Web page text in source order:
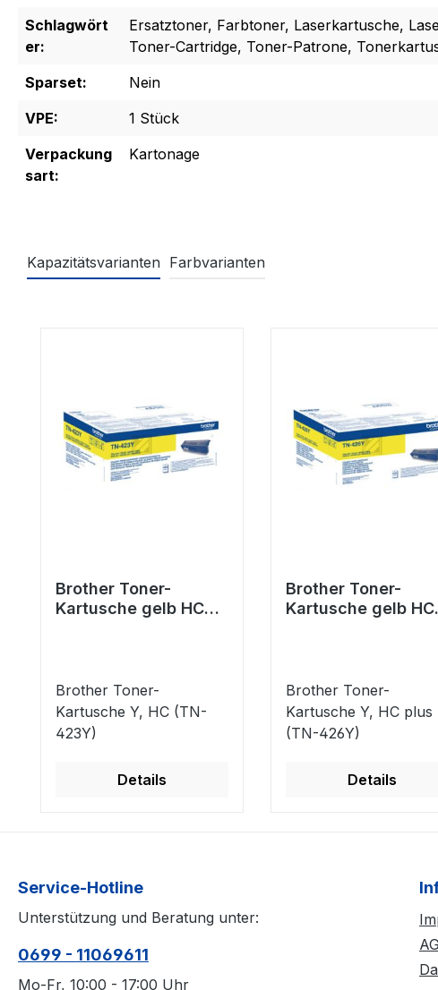
Schlagwört
er:
Ersatztoner, Farbtoner, Laserkartusche,
Toner-Cartridge, Toner-Patrone,
Sparset:
Nein
VPE:
1 Stück
Verpackung
sart:
Kartonage
Kapazitätsvarianten Farbvarianten
Brother Toner-
Kartusche gelb HC
Brother Toner-
Kartusche Y, HC (TN-
423Y)
Details
Brother Toner-
Kartusche gelb HC
Brother Toner-
Kartusche Y, HC plus
(TN-426Y)
Details
Service-Hotline
Unterstützung und Beratung unter:
0699 - 11069611
Mo-Fr, 10:00 - 17:00 Uhr